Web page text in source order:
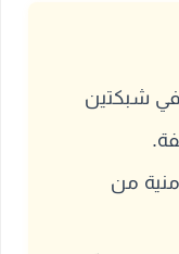
في شبكتين
من